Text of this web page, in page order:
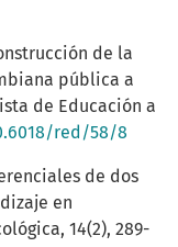
de la
pública a
de Educación a
red/58/8
de dos
en
14(2), 289-